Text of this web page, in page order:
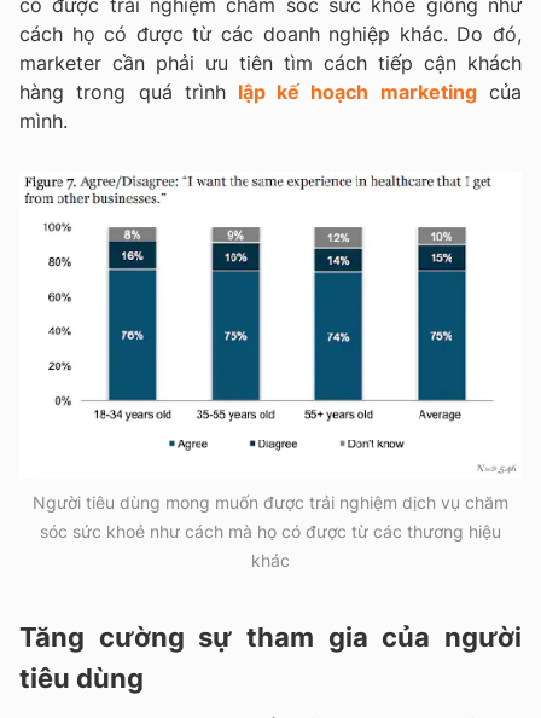
có được trải nghiệm chăm sóc sức khỏe giống như
cách họ có được từ các doanh nghiệp khác. Do đó,
marketer cần phải ưu tiên tìm cách tiếp cận khách
hàng trong quá trình lập kế hoạch marketingcủa
mình.
Người tiêu dùng mong muốn được trải nghiệm dịch vụ chăm
sóc sức khoẻ như cách mà họ có được từ các thương hiệu
khác
Tăng cường sự tham gia của người
tiêu dùng